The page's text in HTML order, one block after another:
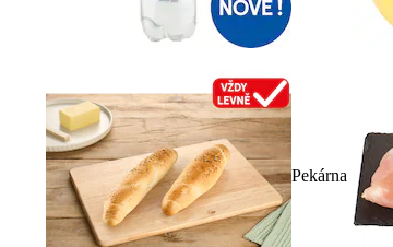
Pekárna